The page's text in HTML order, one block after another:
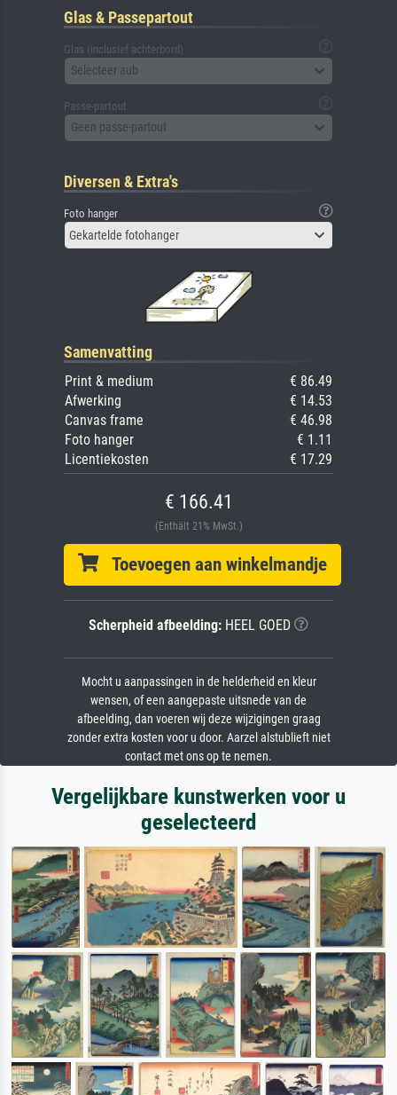
Glas & Passepartout
Glas (inclusief achterbord)
Selecteer aub
Passe-partout
Geen passe-partout
Diversen & Extra's
Foto hanger
Gekartelde fotohanger
Samenvatting
Print & medium
€ 86.49
Afwerking
€ 14.53
Canvas frame
€ 46.98
Foto hanger
€ 1.11
Licentiekosten
€ 17.29
€ 166.41
(Enthält 21% MwSt.)
Toevoegen aan winkelmandje
Scherpheid afbeelding: HEEL GOED
Mocht u aanpassingen in de helderheid en kleur
wensen, of een aangepaste uitsnede van de
afbeelding, dan voeren wij deze wijzigingen graag
zonder extra kosten voor u door. Aarzel alstublieft niet
contact met ons op te nemen.
Vergelijkbare kunstwerken voor u
geselecteerd